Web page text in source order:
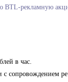
BTL-рекламную
в час.
с сопровождением